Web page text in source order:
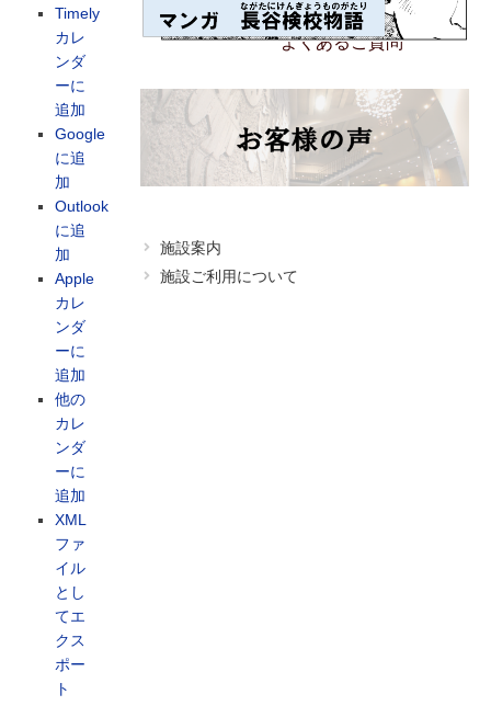
よくあるご質問
Timely
カレ
ンダ
ーに
追加
Google
に追
加
Outlook
に追
加
Apple
カレ
ンダ
ーに
追加
他の
カレ
ンダ
ーに
追加
XML
ファ
イル
とし
てエ
クス
ポー
ト
施設案内
施設ご利用について